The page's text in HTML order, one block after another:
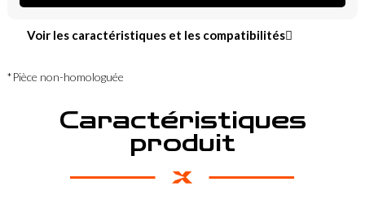
Voir les caractéristiques et les compatibilités
*Pièce non-homologuée
Caractéristiques
produit